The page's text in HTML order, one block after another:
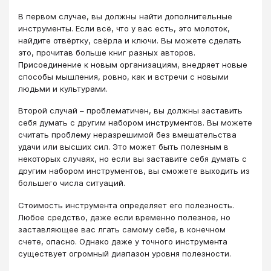
В первом случае, вы должны найти дополнительные
инструменты. Если всё, что у вас есть, это молоток,
найдите отвёртку, свёрла и ключи. Вы можете сделать
это, прочитав больше книг разных авторов.
Присоединение к новым организациям, внедряет новые
способы мышления, ровно, как и встречи с новыми
людьми и культурами.
Второй случай – проблематичен, вы должны заставить
себя думать с другим набором инструментов. Вы можете
считать проблему неразрешимой без вмешательства
удачи или высших сил. Это может быть полезным в
некоторых случаях, но если вы заставите себя думать с
другим набором инструментов, вы сможете выходить из
большего числа ситуаций.
Стоимость инструмента определяет его полезность.
Любое средство, даже если временно полезное, но
заставляющее вас лгать самому себе, в конечном
счете, опасно. Однако даже у точного инструмента
существует огромный диапазон уровня полезности.